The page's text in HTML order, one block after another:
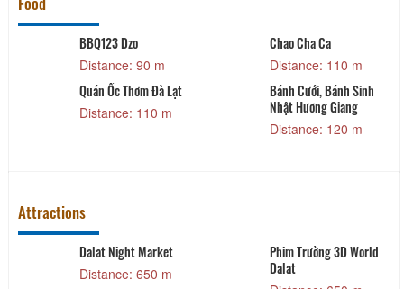
BBQ123 Dzo
Distance: 90 m
Chao Cha Ca
Distance: 110 m
Bánh Cưới, Bánh Sinh
Attractions